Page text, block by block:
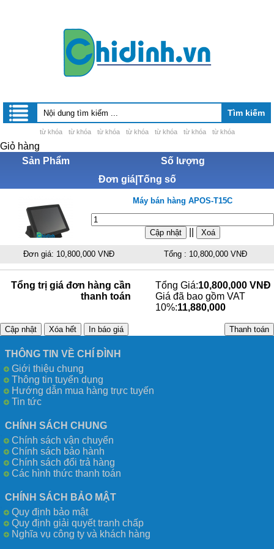
từ khóa từ khóa từ khóa từ khóa từ khóa từ khóa từ khóa
Giỏ hàng
Sản Phẩm
Số lượng
Đơn giá|Tống số
Máy bán hàng APOS-T15C
Đơn giá: 10,800,000 VNĐ Tổng : 10,800,000 VNĐ
Tổng trị giá đơn hàng cần
thanh toán
Tổng Giá:10,800,000 VNĐ
Giá đã bao gồm VAT
10%:11,880,000
THÔNG TIN VỀ CHÍ ĐÌNH
Giới thiệu chung
Thông tin tuyển dụng
Hướng dẫn mua hàng trực tuyến
Tin tức
CHÍNH SÁCH CHUNG
Chính sách vận chuyển
Chính sách bảo hành
Chính sách đổi trả hàng
Các hình thức thanh toán
CHÍNH SÁCH BẢO MẬT
Quy định bảo mật
Quy định giải quyết tranh chấp
Nghĩa vụ công ty và khách hàng